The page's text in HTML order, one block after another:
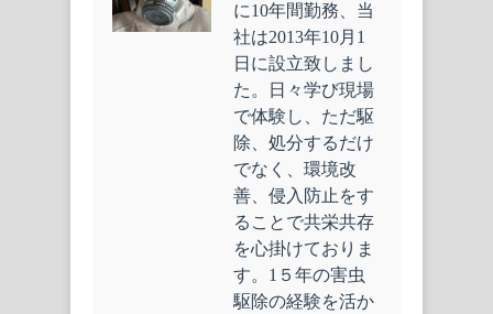
に10年間勤務、当
社は2013年10月1
日に設立致しまし
た。日々学び現場
で体験し、ただ駆
除、処分するだけ
でなく、環境改
善、侵入防止をす
ることで共栄共存
を心掛けておりま
す。1５年の害虫
駆除の経験を活か